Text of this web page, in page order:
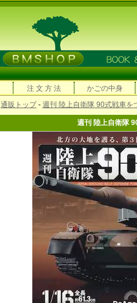
注 文 方 法 かごの中身
通販トップ- 週刊 陸上自衛隊 90式戦車を
週刊 陸上自衛隊